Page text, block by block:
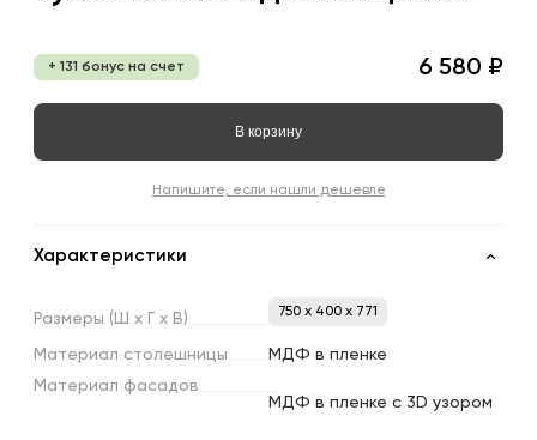
+ 131 бонус на счет 6 580 ₽
В корзину
Напишите, если нашли дешевле
Характеристики
Размеры (Ш х х В) 750 x 400 x 771
Материал столешницы
МДФ в пленке
Материал фасадов
МДФ в пленке с 3D узором